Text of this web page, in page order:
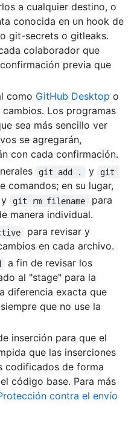
a cualquier destino, o
conocida en un hook de
git-secrets o gitleaks.
colaborador que
previa que
como GitHub Desktop o
Los programas
sea más sencillo ver
se agregarán,
con cada confirmación.
git add . y
git
comandos; en su lugar,
y git rm filename
para
manera individual.
para revisar y
en cada archivo.
a fin de revisar los
al "stage" para la
diferencia exacta que
siempre que no use la
inserción para que el
que las inserciones
codificados de forma
código base. Para más
contra el envío